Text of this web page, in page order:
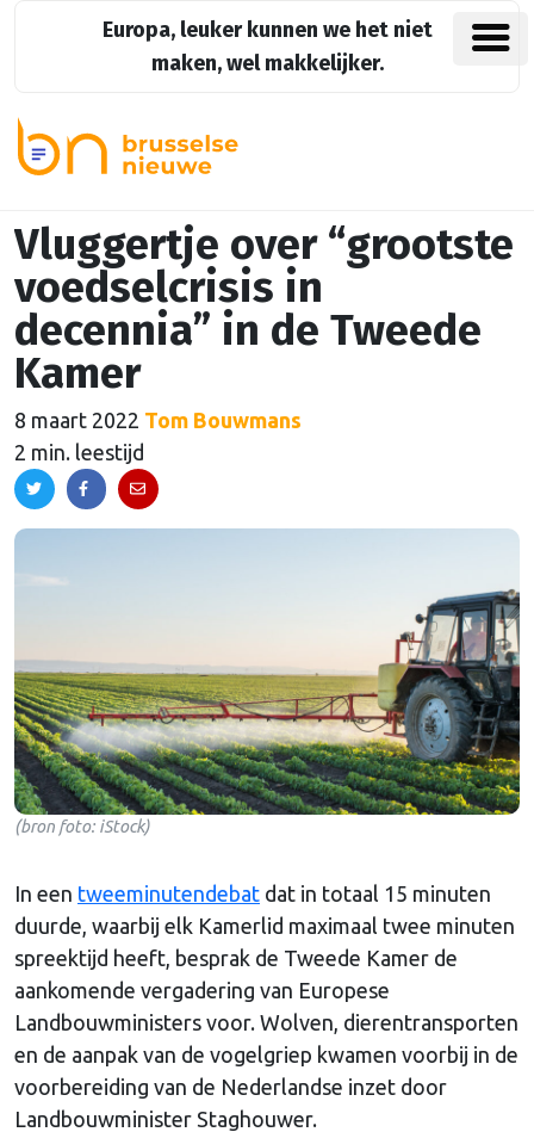
Europa, leuker kunnen we het niet
maken, wel makkelijker.
Vluggertje over “grootste
voedselcrisis in
decennia” in de Tweede
Kamer
8 maart 2022 Tom Bouwmans
2 min. leestijd
(bron foto: iStock)
In een tweeminutendebat dat in totaal 15 minuten
duurde, waarbij elk Kamerlid maximaal twee minuten
spreektijd heeft, besprak de Tweede Kamer de
aankomende vergadering van Europese
Landbouwministers voor. Wolven, dierentransporten
en de aanpak van de vogelgriep kwamen voorbij in de
voorbereiding van de Nederlandse inzet door
Landbouwminister Staghouwer.